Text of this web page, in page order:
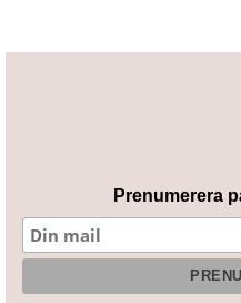
Prenumerera